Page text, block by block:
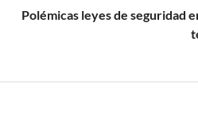
Polémicas leyes de seguridad